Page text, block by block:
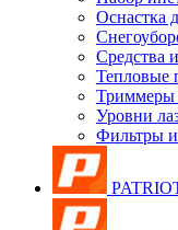
Оснастка
Средства
Тепловые
Триммеры
Уровни
Фильтры и